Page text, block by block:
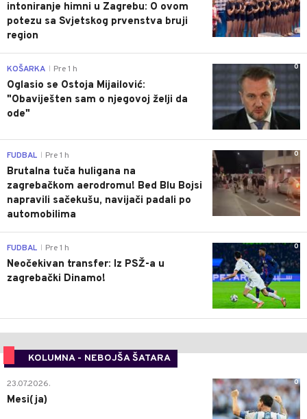
intoniranje himni u Zagrebu: O ovom
potezu sa Svjetskog prvenstva bruji
region
0
KOŠARKA Pre 1 h
Oglasio se Ostoja Mijailović:
"Obaviješten sam o njegovoj želji da
ode"
0
FUDBAL Pre 1 h
Brutalna tuča huligana na
zagrebačkom aerodromu! Bed Blu Bojsi
napravili sačekušu, navijači padali po
automobilima
0
FUDBAL Pre 1 h
Neočekivan transfer: Iz PSŽ-a u
zagrebački Dinamo!
KOLUMNA - NEBOJŠA ŠATARA
0
23.07.2026.
Mesi(ja)